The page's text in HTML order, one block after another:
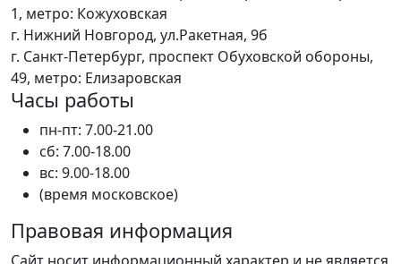
1, метро: Кожуховская
г. Нижний Новгород, ул.Ракетная, 9б
г. Санкт-Петербург, проспект Обуховской обороны,
49, метро: Елизаровская
Часы работы
пн-пт: 7.00-21.00
сб: 7.00-18.00
вс: 9.00-18.00
(время московское)
Правовая информация
Сайт носит информационный характер и не является